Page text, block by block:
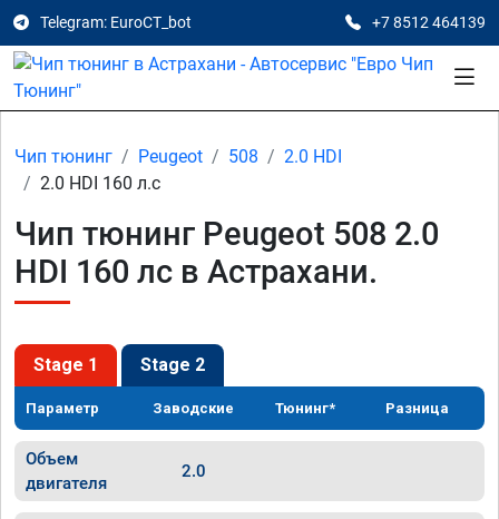
Telegram: EuroCT_bot +7 8512 464139
Чип тюнинг Peugeot 508
2.0 HDI
2.0 HDI 160 л.с
Чип тюнинг Peugeot 508 2.0
HDI 160 лс в Астрахани.
Stage 1 Stage 2
Параметр Заводские Тюнинг* Разница
Объем
двигателя
2.0